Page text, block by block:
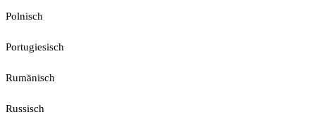
Polnisch
Portugiesisch
Rumänisch
Russisch